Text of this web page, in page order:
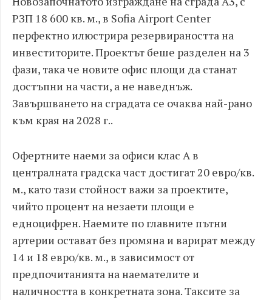
РЗП 18 600 кв. м., в Sofia Airport Center
перфектно илюстрира резервираността на
инвеститорите. Проектът беше разделен на 3
фази, така че новите офис площи да станат
достъпни на части, а не наведнъж.
Завършването на сградата се очаква най-рано
към края на 2028 г..
Офертните наеми за офиси клас А в
централната градска част достигат 20 евро/кв.
м., като тази стойност важи за проектите,
чийто процент на незаети площи е
едноцифрен. Наемите по главните пътни
артерии остават без промяна и варират между
14 и 18 евро/кв. м., в зависимост от
предпочитанията на наемателите и
наличността в конкретната зона. Таксите за